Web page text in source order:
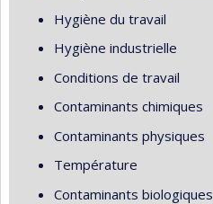
Hygiène du travail
Hygiène industrielle
Conditions de travail
Contaminants chimiques
Contaminants physiques
Température
Contaminants biologiques